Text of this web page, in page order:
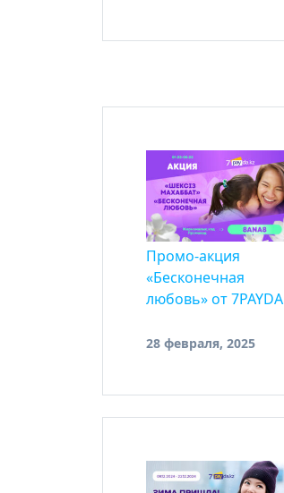
Промо-акция
«Бесконечная
любовь» от 7PAYDA
28 февраля, 2025